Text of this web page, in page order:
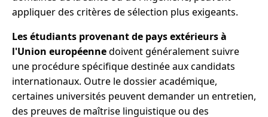
appliquer des critères de sélection plus exigeants.
Les étudiants provenant de pays extérieurs à
l'Union européennedoivent généralement suivre
une procédure spécifique destinée aux candidats
internationaux. Outre le dossier académique,
certaines universités peuvent demander un entretien,
des preuves de maîtrise linguistique ou des